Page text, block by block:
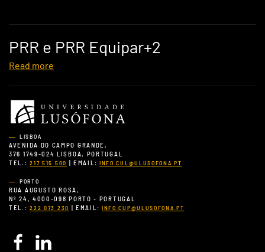
PRR e PRR Equipar+2
Read more
LISBOA
AVENIDA DO CAMPO GRANDE,
376 1749-024 LISBOA, PORTUGAL
TEL.:217 515 500 | EMAIL: INFO.CUL@ULUSOFONA.PT
PORTO
RUA AUGUSTO ROSA,
Nº 24, 4000-098 PORTO - PORTUGAL
TEL.:222 073 230 | EMAIL: INFO.CUP@ULUSOFONA.PT